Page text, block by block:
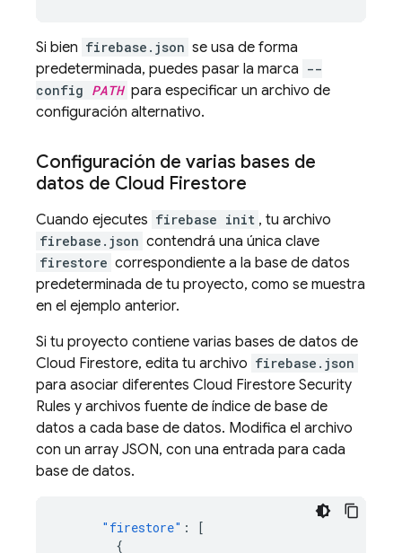
Si bien firebase.json se usa de forma
predeterminada, puedes pasar la marca --
config PATH para especificar un archivo de
configuración alternativo.
Configuración de varias bases de
datos de Cloud Firestore
Cuando ejecutes firebase init , tu archivo
firebase.json contendrá una única clave
firestore correspondiente a la base de datos
predeterminada de tu proyecto, como se muestra
en el ejemplo anterior.
Si tu proyecto contiene varias bases de datos de
Cloud Firestore, edita tu archivo firebase.json
para asociar diferentes Cloud Firestore Security
Rules y archivos fuente de índice de base de
datos a cada base de datos. Modifica el archivo
con un array JSON, con una entrada para cada
base de datos.
"firestore" :
[
{